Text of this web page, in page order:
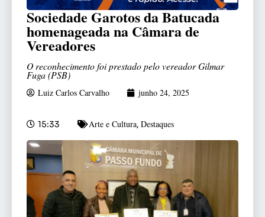
Sociedade Garotos da Batucada
homenageada na Câmara de
Vereadores
O reconhecimento foi prestado pelo vereador Gilmar
Fuga (PSB)
Luiz Carlos Carvalho junho 24, 2025
15:33 Arte e Cultura, Destaques